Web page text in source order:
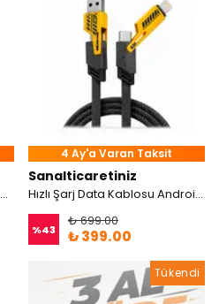
Kablosuz Boyun Tipi Spor Bluetooth Kulaklık
4 Ay'a Varan Taksit
Sanalticaretiniz
Hızlı Şarj Data Kablosu Android 65W Type-C/27W IPhone
%43
₺ 699.00
₺ 399.00
Tükendi